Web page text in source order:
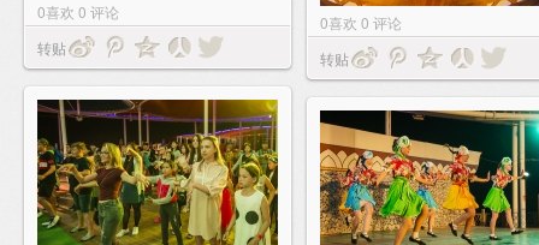
0喜欢 0 评论
转贴
0喜欢 0 评论
转贴